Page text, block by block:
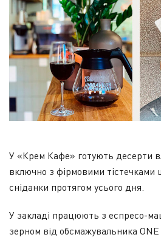
У «Крем Кафе» готують десерти
включно з фірмовими
сніданки протягом усього дня.
У закладі працюють з еспресо-
зерном від обсмажувальника ONE